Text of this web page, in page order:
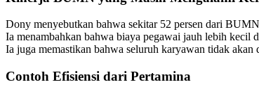
Dony menyebutkan bahwa sekitar 52 persen dari
Ia menambahkan bahwa biaya pegawai jauh lebih kecil
Ia juga memastikan bahwa seluruh karyawan tidak akan
Contoh Efisiensi dari Pertamina